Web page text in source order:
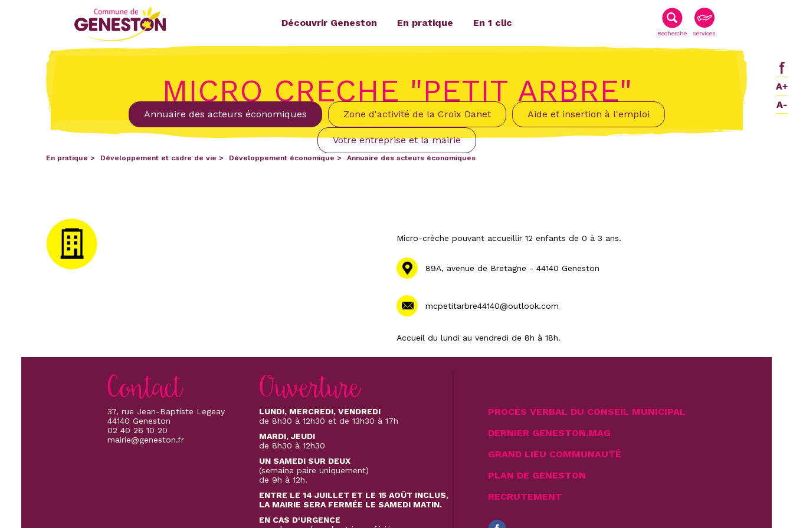
Recherche Services
Découvrir Geneston En pratique En 1 clic
Annuaire des acteurs économiques Zone d'activité de la Croix Danet Aide et insertion à l'emploi
Votre entreprise et la mairie
MICRO CRECHE "PETIT ARBRE"
En pratique Développement et cadre de vie Développement économique Annuaire des acteurs économiques
Micro-crèche pouvant accueillir 12 enfants de 0 à 3 ans.
89A, avenue de Bretagne - 44140 Geneston
mcpetitarbre44140@outlook.com
Accueil du lundi au vendredi de 8h à 18h.
Contact
37, rue Jean-Baptiste Legeay
44140 Geneston
02 40 26 10 20
mairie@geneston.fr
Ouverture
LUNDI, MERCREDI, VENDREDI
de 8h30 à 12h30 et de 13h30 à 17h
MARDI, JEUDI
de 8h30 à 12h30
UN SAMEDI SUR DEUX
(semaine paire uniquement)
de 9h à 12h.
ENTRE LE 14 JUILLET ET LE 15 AOÛT INCLUS,
LA MAIRIE SERA FERMÉE LE SAMEDI MATIN.
EN CAS D'URGENCE
PROCÈS VERBAL DU CONSEIL MUNICIPAL
DERNIER GENESTON.MAG
GRAND LIEU COMMUNAUTÉ
PLAN DE GENESTON
RECRUTEMENT